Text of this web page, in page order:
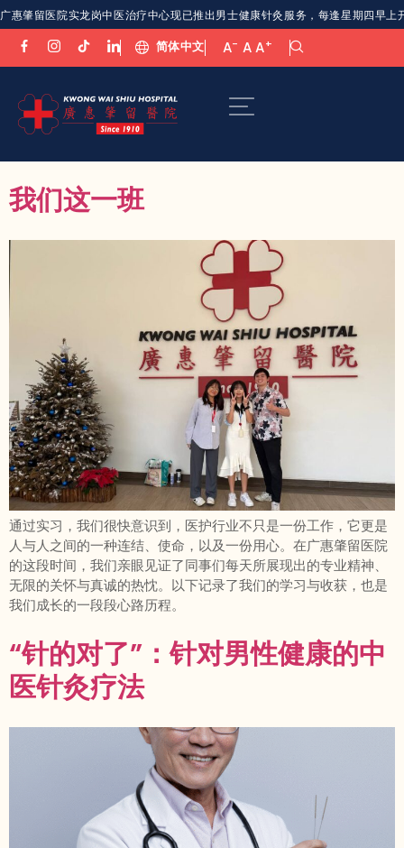
广惠肇留医院实龙岗中医治疗中心现已推出男士健康针灸服务，每逢星期四早
简体中文 A- AA+
我们这一班
通过实习，我们很快意识到，医护行业不只是一份工作，它更是
人与人之间的一种连结、使命，以及一份用心。在广惠肇留医院
的这段时间，我们亲眼见证了同事们每天所展现出的专业精神、
无限的关怀与真诚的热忱。以下记录了我们的学习与收获，也是
我们成长的一段段心路历程。
“针的对了”：针对男性健康的中
医针灸疗法